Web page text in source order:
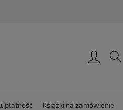
płatność Książki na zamówienie